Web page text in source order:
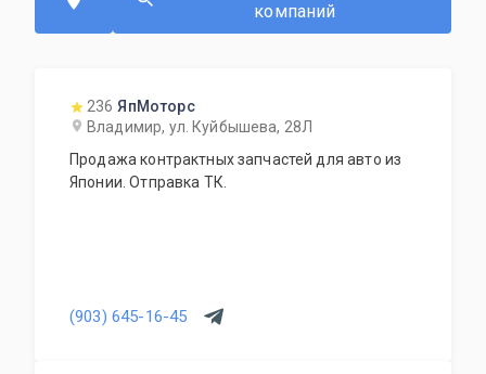
компаний
236 ЯпМоторс
Владимир, ул. Куйбышева, 28Л
Продажа контрактных запчастей для авто из
Японии. Отправка ТК.
(903) 645-16-45